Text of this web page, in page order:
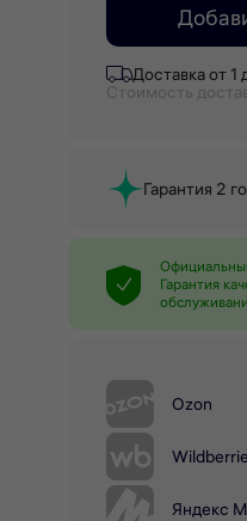
Доставка от 1
Стоимость
Гарантия 2
Гарантия
Ozon
Яндекс